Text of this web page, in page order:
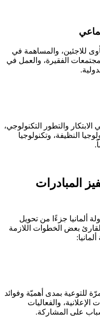
للاجئين، والمساهمة في
الفقيرة، والعمل في
والتطور التكنولوجي،
النظيفة، وتكنولوجيا
المبادرات
ألمانيا جزءًا من تحويل
بعض الخطوات اللازمة
للتوعية بمدى أهميّة وفوائد
الإعلانية، والفعاليات
على المشاركة.